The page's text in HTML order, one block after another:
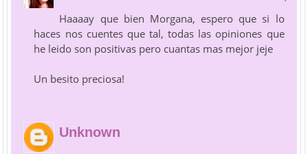
Haaaay que bien Morgana, espero que si lo
haces nos cuentes que tal, todas las opiniones que
he leido son positivas pero cuantas mas mejor jeje
Un besito preciosa!
Unknown